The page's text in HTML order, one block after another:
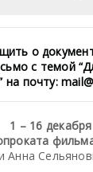
о
с темой
на почту:
1 – 16 декабря
Анна